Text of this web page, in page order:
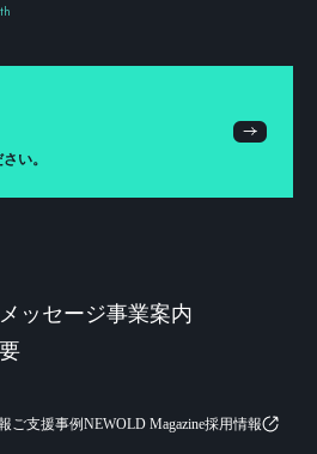
い。
ッセージ事業案内
ご支援事例NEWOLD Magazine採用情報